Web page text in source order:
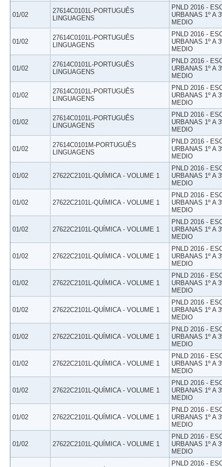
01/02
27614C0101L-PORTUGUÊS
LINGUAGENS
PNLD 2016 -
URBANAS 1º A
MEDIO
01/02
27614C0101L-PORTUGUÊS
LINGUAGENS
PNLD 2016 -
URBANAS 1º A
MEDIO
01/02
27614C0101L-PORTUGUÊS
LINGUAGENS
PNLD 2016 -
URBANAS 1º A
MEDIO
01/02
27614C0101L-PORTUGUÊS
LINGUAGENS
PNLD 2016 -
URBANAS 1º A
MEDIO
01/02
27614C0101L-PORTUGUÊS
LINGUAGENS
PNLD 2016 -
URBANAS 1º A
MEDIO
01/02
27614C0101M-PORTUGUÊS
LINGUAGENS
PNLD 2016 -
URBANAS 1º A
MEDIO
01/02 27622C2101L-QUÍMICA - VOLUME 1
PNLD 2016 -
URBANAS 1º A
MEDIO
01/02 27622C2101L-QUÍMICA - VOLUME 1
PNLD 2016 -
URBANAS 1º A
MEDIO
01/02 27622C2101L-QUÍMICA - VOLUME 1
PNLD 2016 -
URBANAS 1º A
MEDIO
01/02 27622C2101L-QUÍMICA - VOLUME 1
PNLD 2016 -
URBANAS 1º A
MEDIO
01/02 27622C2101L-QUÍMICA - VOLUME 1
PNLD 2016 -
URBANAS 1º A
MEDIO
01/02 27622C2101L-QUÍMICA - VOLUME 1
PNLD 2016 -
URBANAS 1º A
MEDIO
01/02 27622C2101L-QUÍMICA - VOLUME 1
PNLD 2016 -
URBANAS 1º A
MEDIO
01/02 27622C2101L-QUÍMICA - VOLUME 1
PNLD 2016 -
URBANAS 1º A
MEDIO
01/02 27622C2101L-QUÍMICA - VOLUME 1
PNLD 2016 -
URBANAS 1º A
MEDIO
01/02 27622C2101L-QUÍMICA - VOLUME 1
PNLD 2016 -
URBANAS 1º A
MEDIO
01/02 27622C2101L-QUÍMICA - VOLUME 1
PNLD 2016 -
URBANAS 1º A
MEDIO
PNLD 2016 -